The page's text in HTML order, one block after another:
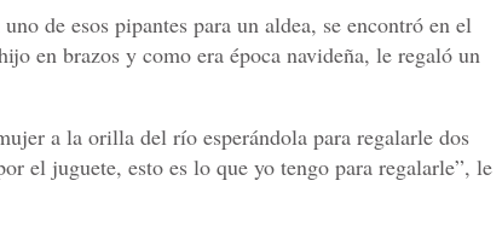
de esos pipantes para un aldea, se encontró en el
en brazos y como era época navideña, le regaló un
a la orilla del río esperándola para regalarle dos
el juguete, esto es lo que yo tengo para regalarle”, le